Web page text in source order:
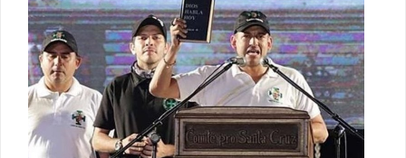
militares, agentes extranjeros, políticos locales […]
Actualidad,América Latina, Democracia,Derechos Humanos
Política